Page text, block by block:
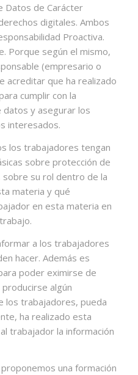
Datos de Carácter
digitales. Ambos
Proactiva.
Porque según el mismo,
(empresario o
acreditar que ha realizado
cumplir con la
y asegurar los
interesados.
los trabajadores tengan
sobre protección de
su rol dentro de la
materia y qué
en esta materia en
a los trabajadores
hacer. Además es
poder eximirse de
algún
los trabajadores, pueda
ha realizado esta
trabajador la información
una formación